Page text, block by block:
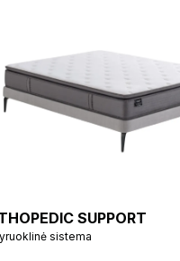
SUPPORT
sistema